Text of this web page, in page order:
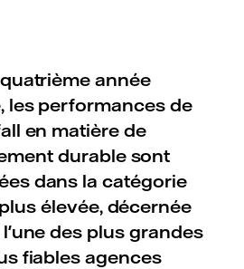
année
les performances de
en matière de
durable sont
dans la catégorie
élevée, décernée
l'une des plus grandes
fiables agences